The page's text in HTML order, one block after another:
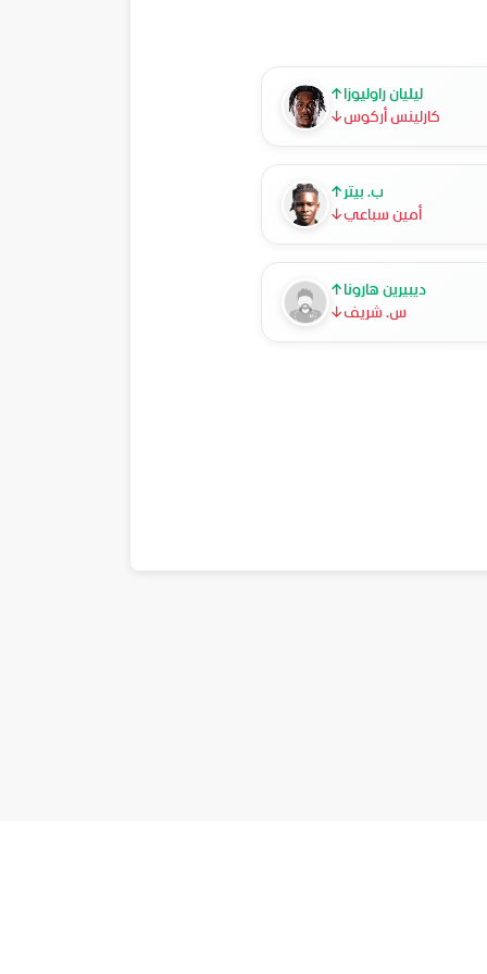
↑ ليليان راوليوزا
↓كارلينس أركوس
↑ ب. بيتر
↓أمين سباعي
↑ ديبيرين هارونا
↓س. شريف